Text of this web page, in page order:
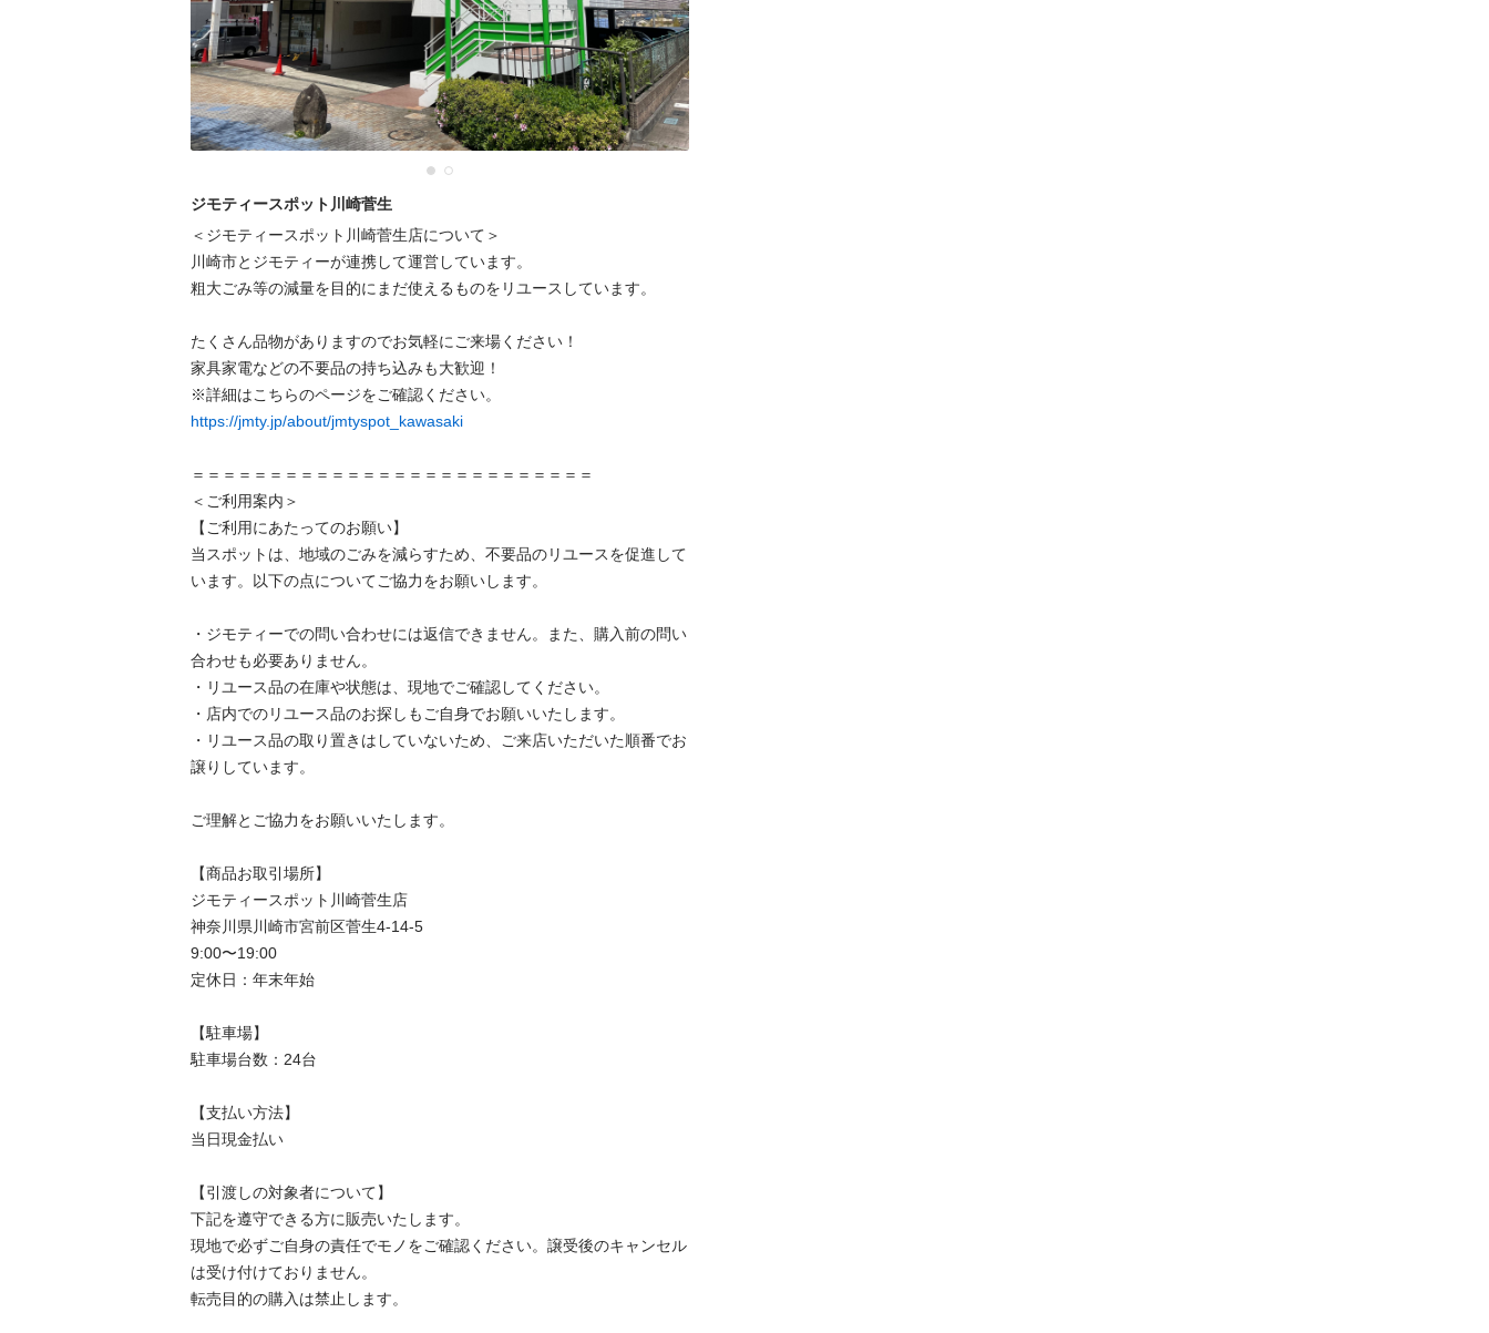
ジモティースポット川崎菅生
＜ジモティースポット川崎菅生店について＞
川崎市とジモティーが連携して運営しています。
粗⼤ごみ等の減量を⽬的にまだ使えるものをリユースしています。
たくさん品物がありますのでお気軽にご来場ください！
家具家電などの不要品の持ち込みも大歓迎！
https://jmty.jp/about/jmtyspot_kawasaki
＝＝＝＝＝＝＝＝＝＝＝＝＝＝＝＝＝＝＝＝＝＝＝＝＝＝
＜ご利用案内＞
【ご利用にあたってのお願い】
当スポットは、地域のごみを減らすため、不要品のリユースを促進して
います。以下の点についてご協力をお願いします。
・ジモティーでの問い合わせには返信できません。また、購入前の問い
合わせも必要ありません。
・リユース品の在庫や状態は、現地でご確認してください。
・店内でのリユース品のお探しもご自身でお願いいたします。
・リユース品の取り置きはしていないため、ご来店いただいた順番でお
譲りしています。
ご理解とご協力をお願いいたします。
【商品お取引場所】
ジモティースポット川崎菅生店
神奈川県川崎市宮前区菅生4-14-5
9:00〜19:00
定休日：年末年始
【駐⾞場】
駐車場台数：24台
【⽀払い⽅法】
当日現金払い
【引渡しの対象者について】
下記を遵守できる⽅に販売いたします。
現地で必ずご⾃⾝の責任でモノをご確認ください。譲受後のキャンセル
は受け付けておりません。
転売⽬的の購⼊は禁⽌します。